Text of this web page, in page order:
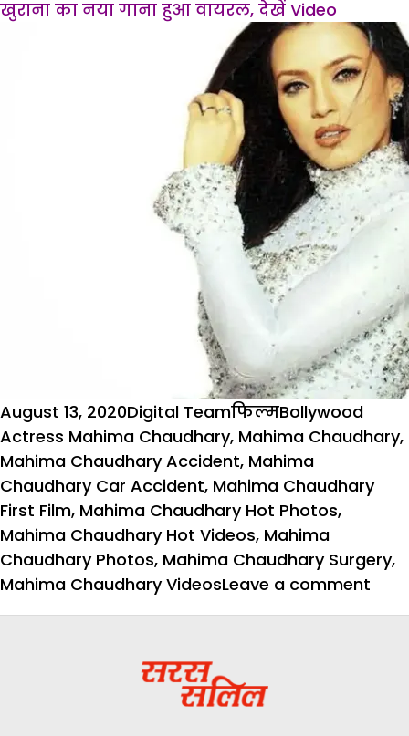
खुराना का नया गाना हुआ वायरल, देखें Video
Posted
on
August 13, 2020Author
Digital TeamCategories
फिल्मTags
Bollywood
Actress Mahima Chaudhary, Mahima Chaudhary,
Mahima Chaudhary Accident, Mahima
Chaudhary Car Accident, Mahima Chaudhary
First Film, Mahima Chaudhary Hot Photos,
Mahima Chaudhary Hot Videos, Mahima
Chaudhary Photos, Mahima Chaudhary Surgery,
Mahima Chaudhary VideosLeave a comment